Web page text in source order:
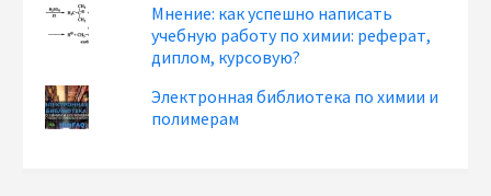
Мнение: как успешно написать
учебную работу по химии: реферат,
диплом, курсовую?
Электронная библиотека по химии и
полимерам